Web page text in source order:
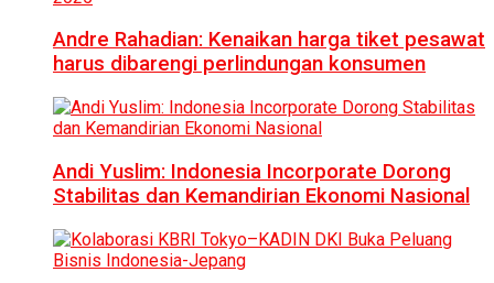
Andre Rahadian: Kenaikan harga tiket pesawat
harus dibarengi perlindungan konsumen
Andi Yuslim: Indonesia Incorporate Dorong
Stabilitas dan Kemandirian Ekonomi Nasional